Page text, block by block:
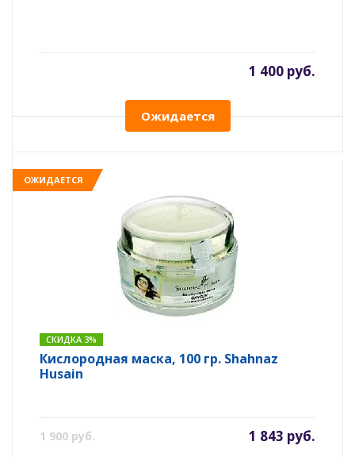
1 400 руб.
Ожидается
ОЖИДАЕТСЯ
СКИДКА 3%
Кислородная маска, 100 гр. Shahnaz
Husain
1 900 руб. 1 843 руб.